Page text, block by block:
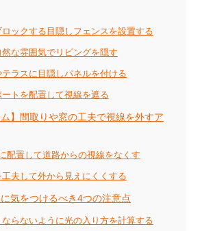
ックする目隠しフェンスを設置する
な雰囲気でリビングを隠す
ラスに目隠しパネルを付ける
トを配置して視線を遮る
ム】間取りや窓の工夫で視線を外すア
配置して道路からの視線をなくす
夫して外から見えにくくする
気をつけるべき4つの注意点
らないように光の入り方を計算する